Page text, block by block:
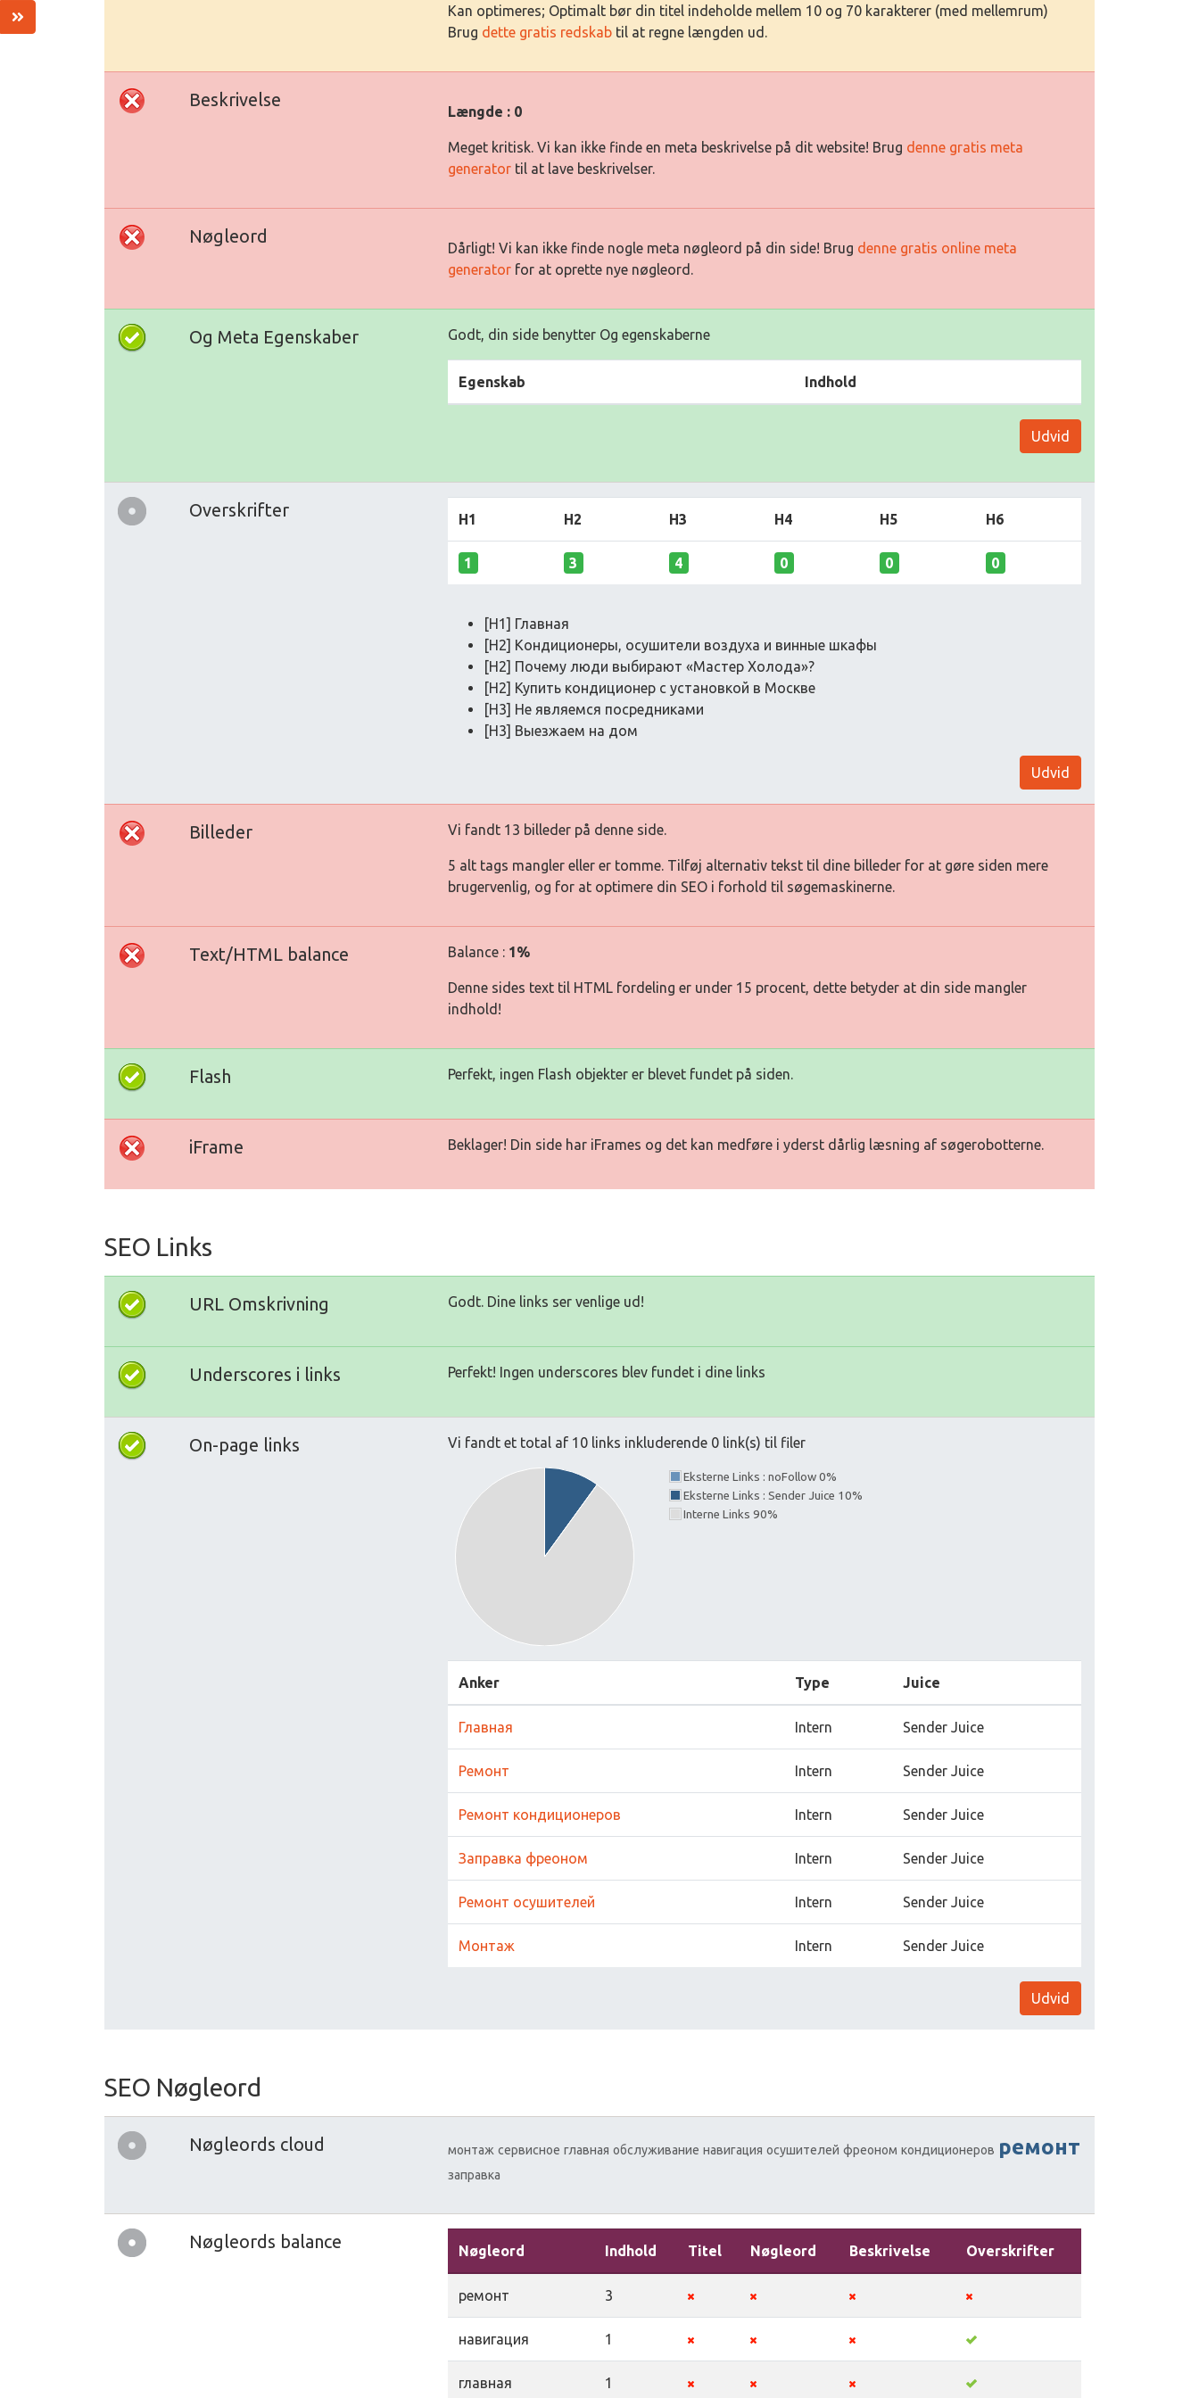
Kan optimeres; Optimalt bør din titel indeholde mellem 10 og 70 karakterer (med mellemrum)
Brug dette gratis redskab til at regne længden ud.
Beskrivelse
Længde : 0
Meget kritisk. Vi kan ikke finde en meta beskrivelse på dit website! Brug denne gratis meta
generator til at lave beskrivelser.
Nøgleord
Dårligt! Vi kan ikke finde nogle meta nøgleord på din side! Brug denne gratis online meta
generator for at oprette nye nøgleord.
Og Meta Egenskaber Godt, din side benytter Og egenskaberne
Egenskab Indhold
Udvid
Overskrifter H1 H2 H3 H4 H5 H6
1 3 4 0 0 0
[H1] Главная
[H2] Кондиционеры, осушители воздуха и винные шкафы
[H2] Почему люди выбирают «Мастер Холода»?
[H2] Купить кондиционер с установкой в Москве
[H3] Не являемся посредниками
[H3] Выезжаем на дом
Udvid
Billeder Vi fandt 13 billeder på denne side.
5 alt tags mangler eller er tomme. Tilføj alternativ tekst til dine billeder for at gøre siden mere
brugervenlig, og for at optimere din SEO i forhold til søgemaskinerne.
Text/HTML balance Balance : 1%
Denne sides text til HTML fordeling er under 15 procent, dette betyder at din side mangler
indhold!
Flash Perfekt, ingen Flash objekter er blevet fundet på siden.
iFrame Beklager! Din side har iFrames og det kan medføre i yderst dårlig læsning af søgerobotterne.
SEO Links
URL Omskrivning Godt. Dine links ser venlige ud!
Underscores i links Perfekt! Ingen underscores blev fundet i dine links
On-page links Vi fandt et total af 10 links inkluderende 0 link(s) til filer
Eksterne Links : noFollow 0%
Eksterne Links : Sender Juice 10%
Interne Links 90%
Anker Type Juice
Главная Intern Sender Juice
Ремонт Intern Sender Juice
Ремонт кондиционеров Intern Sender Juice
Заправка фреоном Intern Sender Juice
Ремонт осушителей Intern Sender Juice
Монтаж Intern Sender Juice
Udvid
SEO Nøgleord
Nøgleords cloud монтаж сервисное главная обслуживание навигация осушителей фреоном кондиционеров ремонт
заправка
Nøgleords balance Nøgleord Indhold Titel Nøgleord Beskrivelse Overskrifter
ремонт 3
навигация 1
главная 1